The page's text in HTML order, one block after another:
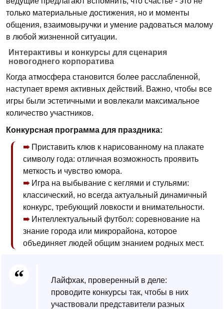
только материальные достижения, но и моменты
общения, взаимовыручки и умение радоваться малому
в любой жизненной ситуации.
Интерактивы и конкурсы для сценария
новогоднего корпоратива
Когда атмосфера становится более расслабленной,
наступает время активных действий. Важно, чтобы все
игры были эстетичными и вовлекали максимальное
количество участников.
Конкурсная программа для праздника:
Приставить клюв к нарисованному на плакате
символу года: отличная возможность проявить
меткость и чувство юмора.
Игра на выбывание с кеглями и стульями:
классический, но всегда актуальный динамичный
конкурс, требующий ловкости и внимательности.
Интеллектуальный футбол: соревнование на
знание города или микрорайона, которое
объединяет людей общим знанием родных мест.
Лайфхак, проверенный в деле:
проводите конкурсы так, чтобы в них
участвовали представители разных